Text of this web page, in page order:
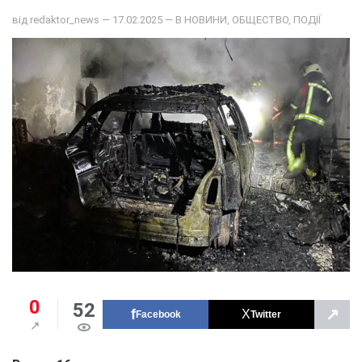
від redaktor_news — 17.02.2025 — В НОВИНИ ОБЩЕСТВО ПОДІЇ
0 52 Facebook Twitter ↗